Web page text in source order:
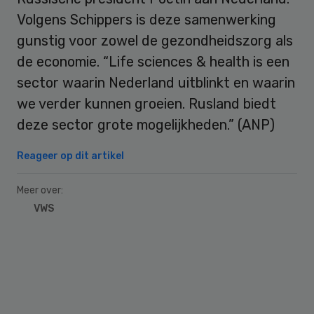
Volgens Schippers is deze samenwerking
gunstig voor zowel de gezondheidszorg als
de economie. “Life sciences & health is een
sector waarin Nederland uitblinkt en waarin
we verder kunnen groeien. Rusland biedt
deze sector grote mogelijkheden.” (ANP)
Reageer op dit artikel
Meer over:
VWS